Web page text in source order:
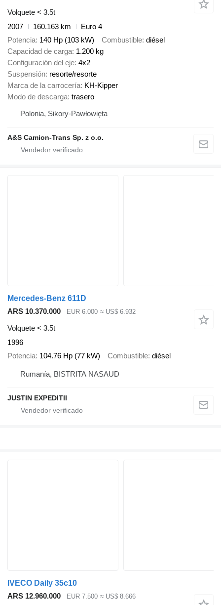
Volquete < 3.5t
2007
160.163 km
Euro 4
Potencia 140 Hp (103 kW) Combustible diésel
Capacidad de carga 1.200 kg
Configuración del eje 4x2
Suspensión resorte/resorte
Marca de la carrocería KH-Kipper
Modo de descarga trasero
Polonia, Sikory-Pawłowięta
A&S Camion-Trans Sp. z o.o.
Mercedes-Benz 611D
ARS 10.370.000
EUR 6.000 ≈ US$ 6.932
Volquete < 3.5t
1996
Potencia 104.76 Hp (77 kW) Combustible diésel
Rumanía, BISTRITA NASAUD
JUSTIN EXPEDITII
IVECO Daily 35c10
ARS 12.960.000
EUR 7.500 ≈ US$ 8.666